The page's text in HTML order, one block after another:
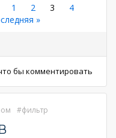
Страница
1 Страница
2
Текущая
3 Страница
4
»
бы комментировать
фильтр